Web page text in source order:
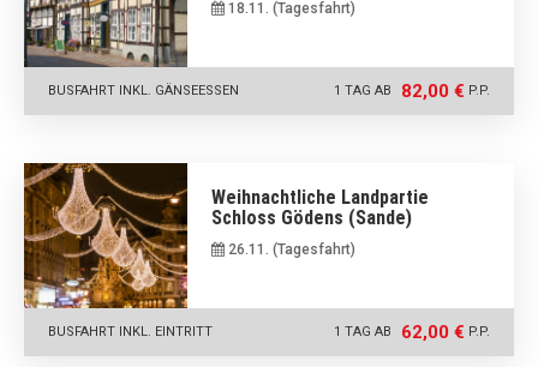
18.11. (Tagesfahrt)
1 TAG AB 82,00 € P.P.
BUSFAHRT INKL. GÄNSEESSEN
Weihnachtliche Landpartie
Schloss Gödens (Sande)
26.11. (Tagesfahrt)
1 TAG AB 62,00 € P.P.
BUSFAHRT INKL. EINTRITT